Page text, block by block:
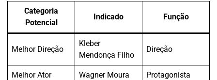
Categoria
Potencial
Indicado Função
Melhor Direção
Kleber
Mendonça Filho
Direção
Melhor Ator Wagner Moura Protagonista